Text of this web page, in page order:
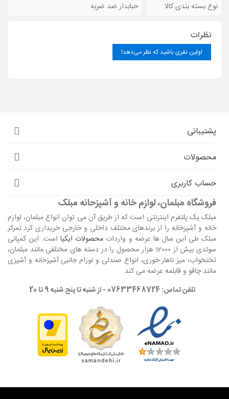
نوع بسته بندی کالا
حبابدار ضد ضربه
نظرات
اولین نفری باشید که نظر می‌دهد!
پشتیبانی
محصولات
حساب کاربری
فروشگاه مبلمان، لوازم خانه و آشپزحانه مبلک
مبلک یک پلتفرم اینترنتی است که از طریق آن می توان انواع مبلمان، لوازم
خانه و آشپزخانه را از برندهای مختلف داخلی و خارجی خریداری کرد.تمرکز
مبلک طی این سال ها عرضه و واردات محصولات ایکیااست. این کمپانی
سوئدی بیش از 12000 هزار محصول را در دسته های مختلفی مانند مبلمان،
تختخواب، میز ناهار خوری، انواع صندلی و لوزام جانبی آشپزخانه و آشپزی
مانند چاقو و قابلمه عرضه می کند.
تلفن تماس: 07633468724 - از شنبه تا پنج شنبه 9 تا 20